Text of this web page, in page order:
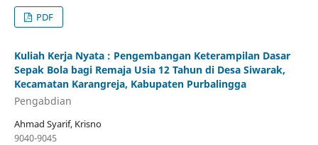
PDF
Kuliah Kerja Nyata : Pengembangan Keterampilan Dasar
Sepak Bola bagi Remaja Usia 12 Tahun di Desa Siwarak,
Kecamatan Karangreja, Kabupaten Purbalingga
Pengabdian
Ahmad Syarif, Krisno
9040-9045